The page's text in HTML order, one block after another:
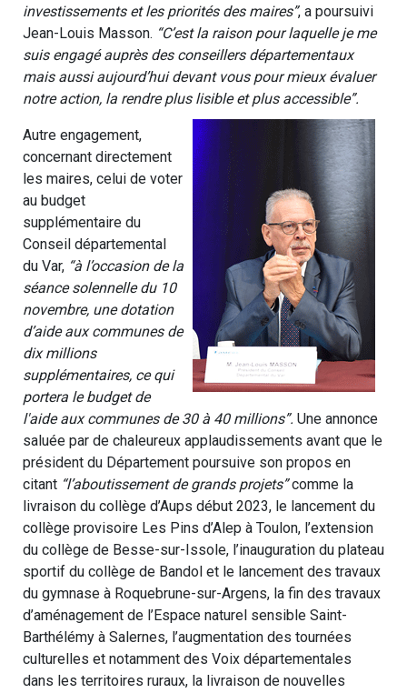
investissements et les priorités des maires”, a poursuivi
Jean-Louis Masson. “C’est la raison pour laquelle je me
suis engagé auprès des conseillers départementaux
mais aussi aujourd’hui devant vous pour mieux évaluer
notre action, la rendre plus lisible et plus accessible”.
Autre engagement,
concernant directement
les maires, celui de voter
au budget
supplémentaire du
Conseil départemental
du Var, “à l’occasion de la
séance solennelle du 10
novembre, une dotation
d’aide aux communes de
dix millions
supplémentaires, ce qui
portera le budget de
l'aide aux communes de 30 à 40 millions”. Une annonce
saluée par de chaleureux applaudissements avant que le
président du Département poursuive son propos en
citant “l’aboutissement de grands projets”comme la
livraison du collège d’Aups début 2023, le lancement du
collège provisoire Les Pins d’Alep à Toulon, l’extension
du collège de Besse-sur-Issole, l’inauguration du plateau
sportif du collège de Bandol et le lancement des travaux
du gymnase à Roquebrune-sur-Argens, la fin des travaux
d’aménagement de l’Espace naturel sensible Saint-
Barthélémy à Salernes, l’augmentation des tournées
culturelles et notamment des Voix départementales
dans les territoires ruraux, la livraison de nouvelles